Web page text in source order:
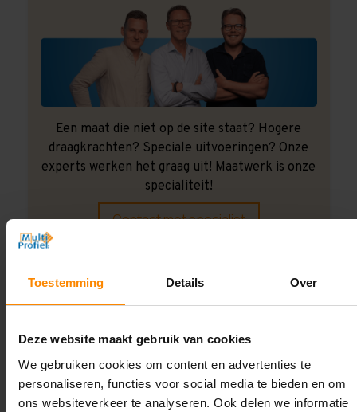
Toestemming Details Over
Deze website maakt gebruik van cookies
We gebruiken cookies om content en advertenties te
personaliseren, functies voor social media te bieden en om
ons websiteverkeer te analyseren. Ook delen we informatie
Een maat die niet op de site staat? Hogere
draagkrachten? Speciale uitvoeringen? Onze
experts werken het graag uit! Maatwerk is onze
specialiteit!
Contact met specialist
Montage uitbesteden?